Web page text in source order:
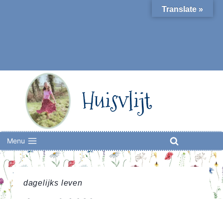
Huisvlijt
Menu
dagelijks leven
Translate »